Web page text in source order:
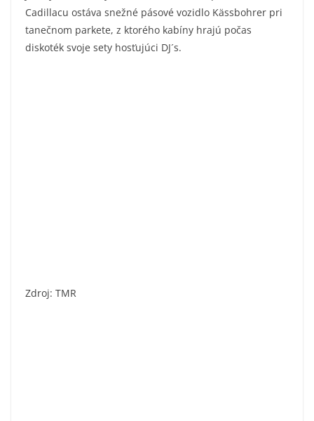
Cadillacu ostáva snežné pásové vozidlo Kässbohrer pri
tanečnom parkete, z ktorého kabíny hrajú počas
diskoték svoje sety hosťujúci DJ´s.
Zdroj: TMR